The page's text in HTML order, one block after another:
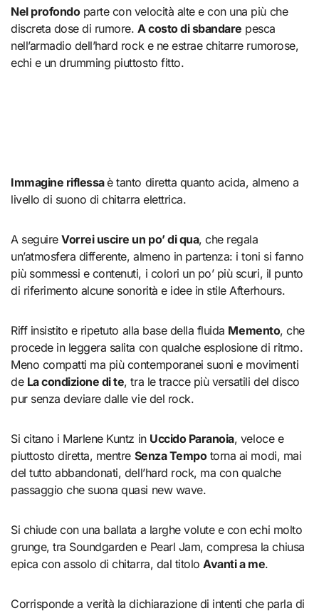
Nel profondoparte con velocità alte e con una più che
discreta dose di rumore. A costo di sbandare pesca
nell’armadio dell’hard rock e ne estrae chitarre rumorose,
echi e un drumming piuttosto fitto.
Immagine riflessaè tanto diretta quanto acida, almeno a
livello di suono di chitarra elettrica.
A seguireVorrei uscire un po’ di qua, che regala
un’atmosfera differente, almeno in partenza: i toni si fanno
più sommessi e contenuti, i colori un po’ più scuri, il punto
di riferimento alcune sonorità e idee in stile Afterhours.
Riff insistito e ripetuto alla base della fluida Memento, che
procede in leggera salita con qualche esplosione di ritmo.
Meno compatti ma più contemporanei suoni e movimenti
de La condizione di te, tra le tracce più versatili del disco
pur senza deviare dalle vie del rock.
Si citano i Marlene Kuntz in Uccido Paranoia, veloce e
piuttosto diretta, mentre Senza Tempotorna ai modi, mai
del tutto abbandonati, dell’hard rock, ma con qualche
passaggio che suona quasi new wave.
Si chiude con una ballata a larghe volute e con echi molto
grunge, tra Soundgarden e Pearl Jam, compresa la chiusa
epica con assolo di chitarra, dal titoloAvanti a me.
Corrisponde a verità la dichiarazione di intenti che parla di